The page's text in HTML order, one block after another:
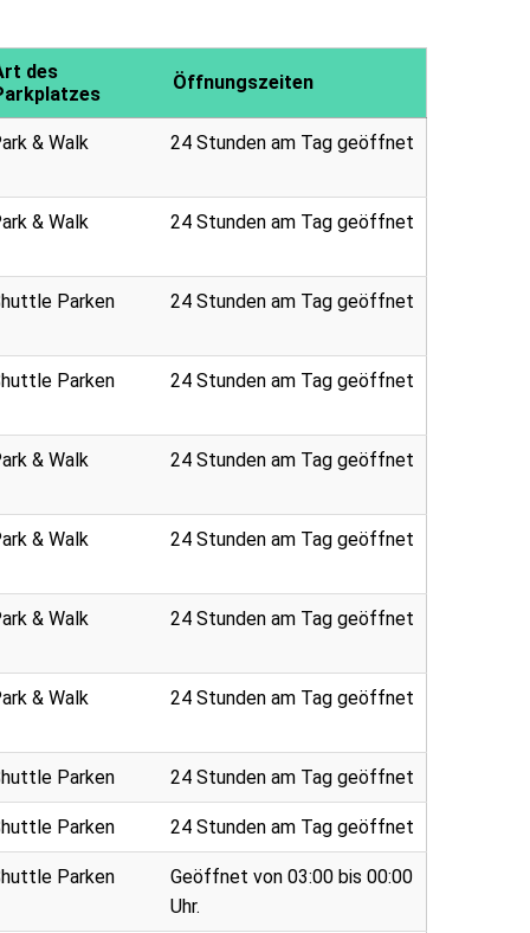
des
Öffnungszeiten
& Walk 24 Stunden am Tag geöffnet
& Walk 24 Stunden am Tag geöffnet
Parken 24 Stunden am Tag geöffnet
Parken 24 Stunden am Tag geöffnet
& Walk 24 Stunden am Tag geöffnet
& Walk 24 Stunden am Tag geöffnet
& Walk 24 Stunden am Tag geöffnet
& Walk 24 Stunden am Tag geöffnet
Parken 24 Stunden am Tag geöffnet
Parken 24 Stunden am Tag geöffnet
Parken
Geöffnet von 03:00 bis 00:00
Uhr.